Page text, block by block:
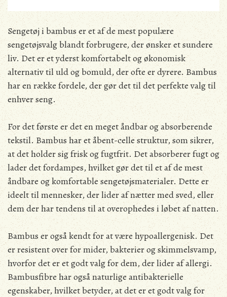
Sengetøj i bambus er et af de mest populære
sengetøjsvalg blandt forbrugere, der ønsker et sundere
liv. Det er et yderst komfortabelt og økonomisk
alternativ til uld og bomuld, der ofte er dyrere. Bambus
har en række fordele, der gør det til det perfekte valg til
enhver seng.
For det første er det en meget åndbar og absorberende
tekstil. Bambus har et åbent-celle struktur, som sikrer,
at det holder sig frisk og fugtfrit. Det absorberer fugt og
lader det fordampes, hvilket gør det til et af de mest
åndbare og komfortable sengetøjsmaterialer. Dette er
ideelt til mennesker, der lider af nætter med sved, eller
dem der har tendens til at overophedes i løbet af natten.
Bambus er også kendt for at være hypoallergenisk. Det
er resistent over for mider, bakterier og skimmelsvamp,
hvorfor det er et godt valg for dem, der lider af allergi.
Bambusfibre har også naturlige antibakterielle
egenskaber, hvilket betyder, at det er et godt valg for